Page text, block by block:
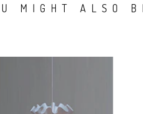
MIGHT ALSO